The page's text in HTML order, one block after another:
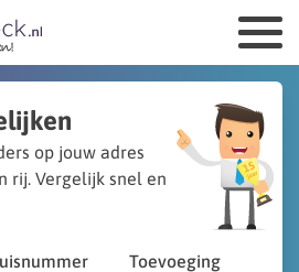
op jouw adres
rij. Vergelijk snel en
Toevoeging